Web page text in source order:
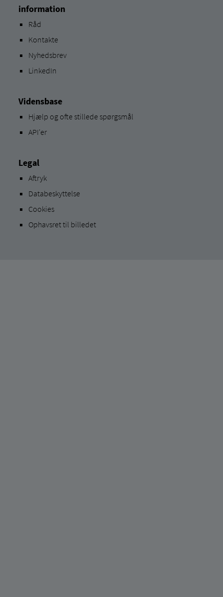
information
Råd
Kontakte
Nyhedsbrev
LinkedIn
Vidensbase
Hjælp og ofte stillede spørgsmål
API'er
Legal
Aftryk
Databeskyttelse
Cookies
Ophavsret til billedet